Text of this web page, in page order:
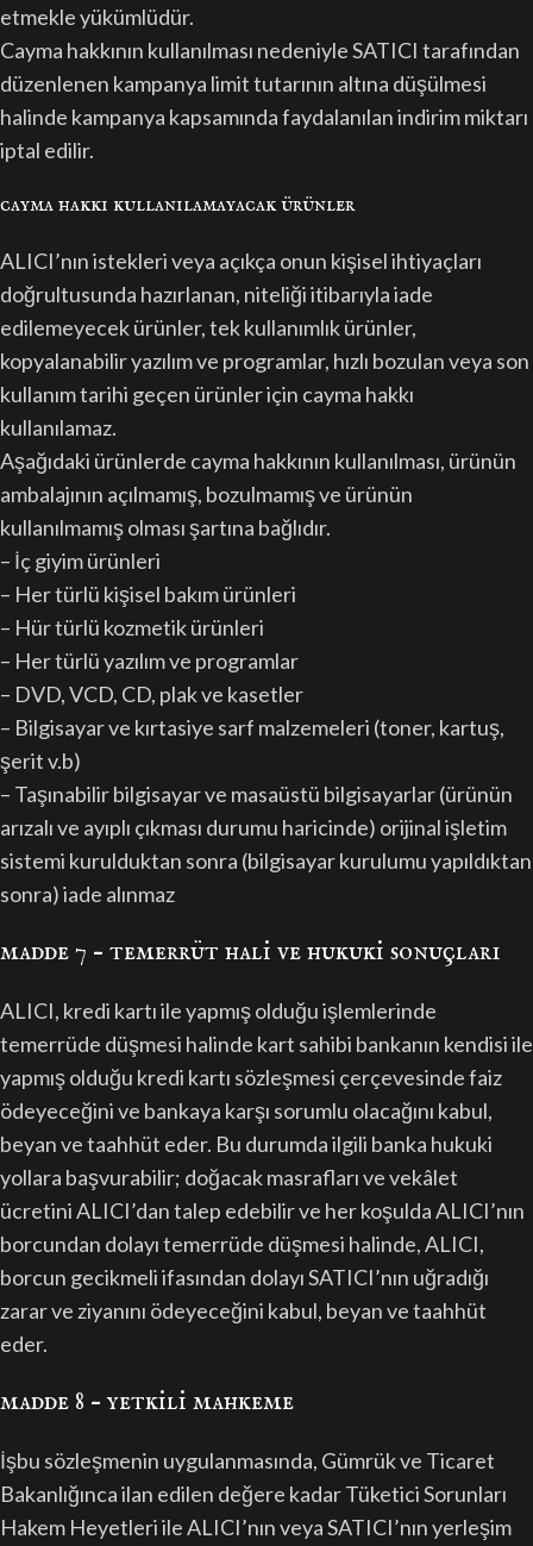
etmekle yükümlüdür.
Cayma hakkının kullanılması nedeniyle SATICI tarafından
düzenlenen kampanya limit tutarının altına düşülmesi
halinde kampanya kapsamında faydalanılan indirim miktarı
iptal edilir.
cayma hakki kullanilamayacak ürünler
ALICI’nın istekleri veya açıkça onun kişisel ihtiyaçları
doğrultusunda hazırlanan, niteliği itibarıyla iade
edilemeyecek ürünler, tek kullanımlık ürünler,
kopyalanabilir yazılım ve programlar, hızlı bozulan veya son
kullanım tarihi geçen ürünler için cayma hakkı
kullanılamaz.
Aşağıdaki ürünlerde cayma hakkının kullanılması, ürünün
ambalajının açılmamış, bozulmamış ve ürünün
kullanılmamış olması şartına bağlıdır.
– İç giyim ürünleri
– Her türlü kişisel bakım ürünleri
– Hür türlü kozmetik ürünleri
– Her türlü yazılım ve programlar
– DVD, VCD, CD, plak ve kasetler
– Bilgisayar ve kırtasiye sarf malzemeleri (toner, kartuş,
şerit v.b)
– Taşınabilir bilgisayar ve masaüstü bilgisayarlar (ürünün
arızalı ve ayıplı çıkması durumu haricinde) orijinal işletim
sistemi kurulduktan sonra (bilgisayar kurulumu yapıldıktan
sonra) iade alınmaz
madde 7 – temerrüt hali̇ ve hukuki̇ sonuçlari
ALICI, kredi kartı ile yapmış olduğu işlemlerinde
temerrüde düşmesi halinde kart sahibi bankanın kendisi ile
yapmış olduğu kredi kartı sözleşmesi çerçevesinde faiz
ödeyeceğini ve bankaya karşı sorumlu olacağını kabul,
beyan ve taahhüt eder. Bu durumda ilgili banka hukuki
yollara başvurabilir; doğacak masrafları ve vekâlet
ücretini ALICI’dan talep edebilir ve her koşulda ALICI’nın
borcundan dolayı temerrüde düşmesi halinde, ALICI,
borcun gecikmeli ifasından dolayı SATICI’nın uğradığı
zarar ve ziyanını ödeyeceğini kabul, beyan ve taahhüt
eder.
madde 8 – yetki̇li̇ mahkeme
İşbu sözleşmenin uygulanmasında, Gümrük ve Ticaret
Bakanlığınca ilan edilen değere kadar Tüketici Sorunları
Hakem Heyetleri ile ALICI’nın veya SATICI’nın yerleşim